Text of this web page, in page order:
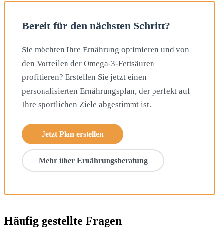
Bereit für den nächsten Schritt?
Sie möchten Ihre Ernährung optimieren und von
den Vorteilen der Omega-3-Fettsäuren
profitieren? Erstellen Sie jetzt einen
personalisierten Ernährungsplan, der perfekt auf
Ihre sportlichen Ziele abgestimmt ist.
Jetzt Plan erstellen
Mehr über Ernährungsberatung
Häufig gestellte Fragen